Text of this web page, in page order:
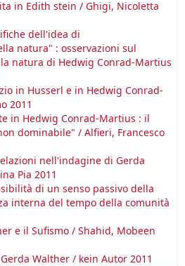
in Edith stein / Ghigi, Nicoletta
dell'idea di
natura" : osservazioni sul
natura di Hedwig Conrad-Martius
in Husserl e in Hedwig Conrad-
2011
in Hedwig Conrad-Martius : il
dominabile" / Alfieri, Francesco
nell'indagine di Gerda
Pia 2011
di un senso passivo della
interna del tempo della comunità
e il Sufismo / Shahid, Mobeen
Walther / kein Autor 2011